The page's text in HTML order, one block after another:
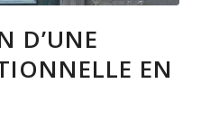
D’UNE
EN